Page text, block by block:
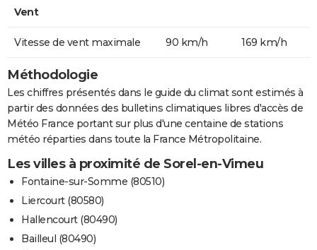
Vent
Vitesse de vent maximale 90 km/h 169 km/h
Méthodologie
Les chiffres présentés dans le guide du climat sont estimés à
partir des données des bulletins climatiques libres d'accès de
Météo France portant sur plus d'une centaine de stations
météo réparties dans toute la France Métropolitaine.
Les villes à proximité de Sorel-en-Vimeu
Fontaine-sur-Somme (80510)
Liercourt (80580)
Hallencourt (80490)
Bailleul (80490)